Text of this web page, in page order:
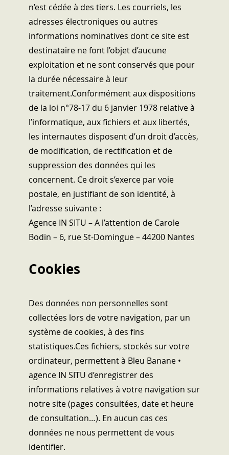
n’est cédée à des tiers. Les courriels, les
adresses électroniques ou autres
informations nominatives dont ce site est
destinataire ne font l’objet d’aucune
exploitation et ne sont conservés que pour
la durée nécessaire à leur
traitement.Conformément aux dispositions
de la loi n°78-17 du 6 janvier 1978 relative à
l’informatique, aux fichiers et aux libertés,
les internautes disposent d’un droit d’accès,
de modification, de rectification et de
suppression des données qui les
concernent. Ce droit s’exerce par voie
postale, en justifiant de son identité, à
l’adresse suivante :
Agence IN SITU – A l’attention de Carole
Bodin – 6, rue St-Domingue – 44200 Nantes
Cookies
Des données non personnelles sont
collectées lors de votre navigation, par un
système de cookies, à des fins
statistiques.Ces fichiers, stockés sur votre
ordinateur, permettent à Bleu Banane •
agence IN SITU d’enregistrer des
informations relatives à votre navigation sur
notre site (pages consultées, date et heure
de consultation…). En aucun cas ces
données ne nous permettent de vous
identifier.